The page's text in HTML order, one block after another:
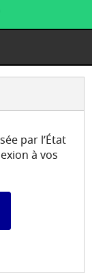
par l’État
à vos